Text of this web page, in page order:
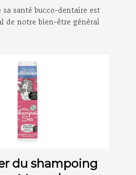
santé bucco-dentaire est
de notre bien-être général
du shampoing